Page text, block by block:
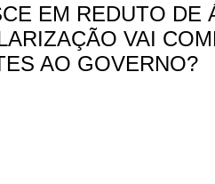
EM REDUTO DE
VAI
AO GOVERNO?